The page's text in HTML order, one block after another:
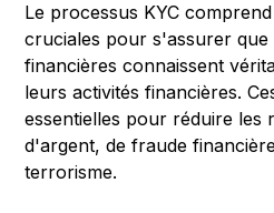
Le processus KYC
cruciales pour s'assurer que
financières connaissent
leurs activités financières.
essentielles pour réduire les
d'argent, de fraude
terrorisme.